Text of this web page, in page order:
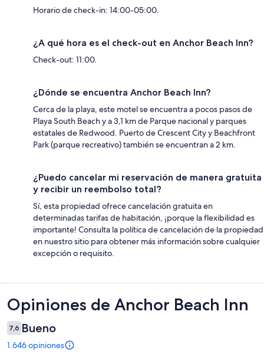
Horario de check-in: 14:00-05:00.
¿A qué hora es el check-out en Anchor Beach Inn?
Check-out: 11:00.
¿Dónde se encuentra Anchor Beach Inn?
Cerca de la playa, este motel se encuentra a pocos pasos de
Playa South Beach y a 3,1 km de Parque nacional y parques
estatales de Redwood. Puerto de Crescent City y Beachfront
Park (parque recreativo) también se encuentran a 2 km.
¿Puedo cancelar mi reservación de manera gratuita
y recibir un reembolso total?
Sí, esta propiedad ofrece cancelación gratuita en
determinadas tarifas de habitación, ¡porque la flexibilidad es
importante! Consulta la política de cancelación de la propiedad
en nuestro sitio para obtener más información sobre cualquier
excepción o requisito.
Opiniones
Opiniones de Anchor Beach Inn
7,6 Bueno
1.646 opiniones